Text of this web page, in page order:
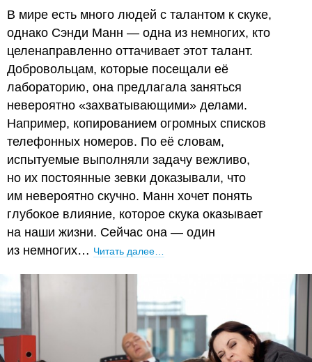
В мире есть много людей с талантом к скуке,
однако Сэнди Манн — одна из немногих, кто
целенаправленно оттачивает этот талант.
Добровольцам, которые посещали её
лабораторию, она предлагала заняться
невероятно «захватывающими» делами.
Например, копированием огромных списков
телефонных номеров. По её словам,
испытуемые выполняли задачу вежливо,
но их постоянные зевки доказывали, что
им невероятно скучно. Манн хочет понять
глубокое влияние, которое скука оказывает
на наши жизни. Сейчас она — один
из немногих… Читать далее…